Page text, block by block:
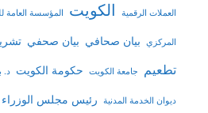
العملات الرقمية الكويت المؤسسة العامة
المركزي بيان صحافي بيان صحفي
تطعيم جامعة الكويت حكومة الكويت د.
ديوان الخدمة المدنية رئيس مجلس الوزراء